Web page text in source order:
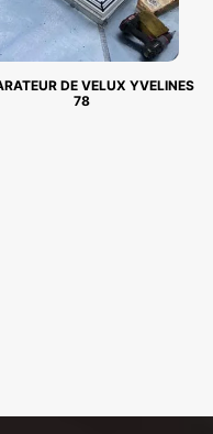
DE VELUX YVELINES
78